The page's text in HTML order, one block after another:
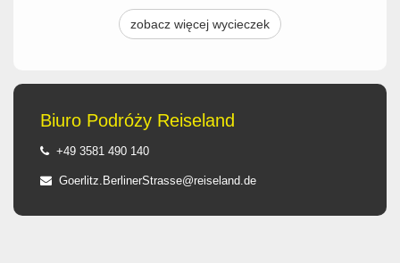
zobacz więcej wycieczek
Biuro Podróży Reiseland
+49 3581 490 140
Goerlitz.BerlinerStrasse@reiseland.de